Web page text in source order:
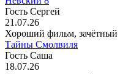
Гость Сергей
21.07.26
Хороший фильм, зачётный
Тайны Смолвиля
Гость Саша
18.07.26